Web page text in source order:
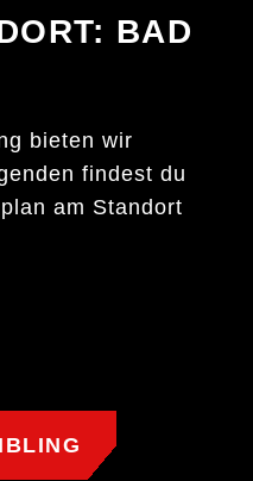
BAD
bieten wir
findest du
am Standort